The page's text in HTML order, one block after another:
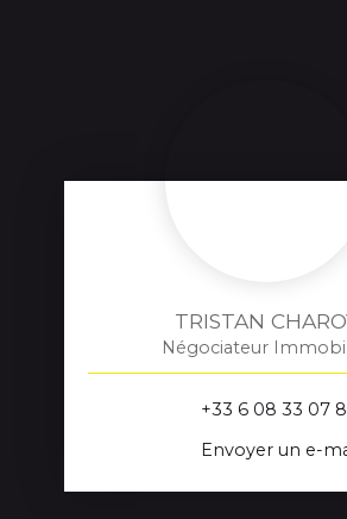
TRISTAN
Négociateur
+33 6 08 33 07
Envoyer un e-